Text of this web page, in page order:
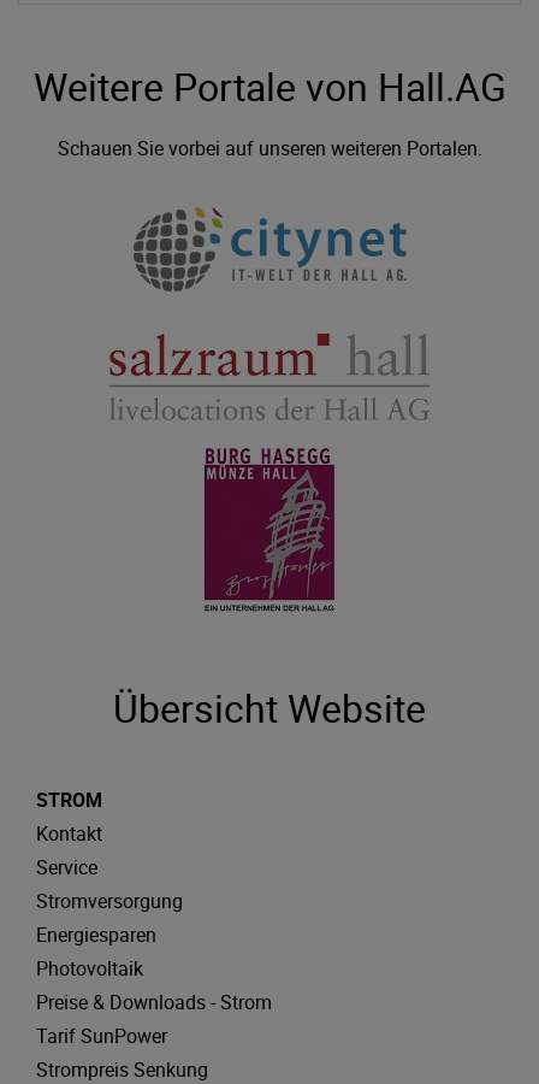
Weitere Portale von Hall.AG
Schauen Sie vorbei auf unseren weiteren Portalen.
Übersicht Website
STROM
Kontakt
Service
Stromversorgung
Energiesparen
Photovoltaik
Preise & Downloads - Strom
Tarif SunPower
Strompreis Senkung